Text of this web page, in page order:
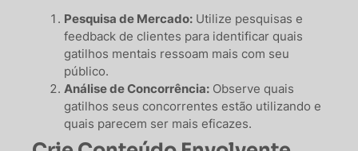
Pesquisa de Mercado: Utilize pesquisas e
feedback de clientes para identificar quais
gatilhos mentais ressoam mais com seu
público.
Análise de Concorrência: Observe quais
gatilhos seus concorrentes estão utilizando e
quais parecem ser mais eficazes.